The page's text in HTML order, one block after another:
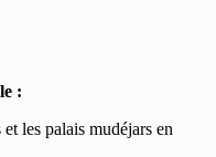
:
les palais mudéjars en